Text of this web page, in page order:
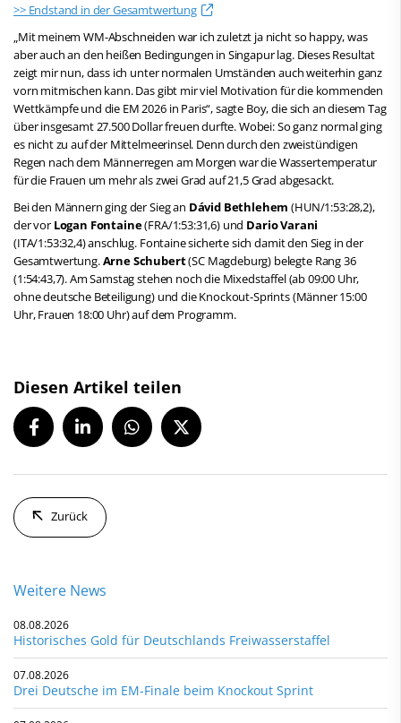
>> Endstand in der Gesamtwertung
„Mit meinem WM-Abschneiden war ich zuletzt ja nicht so happy, was
aber auch an den heißen Bedingungen in Singapur lag. Dieses Resultat
zeigt mir nun, dass ich unter normalen Umständen auch weiterhin ganz
vorn mitmischen kann. Das gibt mir viel Motivation für die kommenden
Wettkämpfe und die EM 2026 in Paris“, sagte Boy, die sich an diesem Tag
über insgesamt 27.500 Dollar freuen durfte. Wobei: So ganz normal ging
es nicht zu auf der Mittelmeerinsel. Denn durch den zweistündigen
Regen nach dem Männerregen am Morgen war die Wassertemperatur
für die Frauen um mehr als zwei Grad auf 21,5 Grad abgesackt.
Bei den Männern ging der Sieg an Dávid Bethlehem (HUN/1:53:28,2),
der vor Logan Fontaine(FRA/1:53:31,6) und Dario Varani
(ITA/1:53:32,4) anschlug. Fontaine sicherte sich damit den Sieg in der
Gesamtwertung.Arne Schubert(SC Magdeburg) belegte Rang 36
(1:54:43,7). Am Samstag stehen noch die Mixedstaffel (ab 09:00 Uhr,
ohne deutsche Beteiligung) und die Knockout-Sprints (Männer 15:00
Uhr, Frauen 18:00 Uhr) auf dem Programm.
Diesen Artikel teilen
Zurück
Weitere News
08.08.2026
Historisches Gold für Deutschlands Freiwasserstaffel
07.08.2026
Drei Deutsche im EM-Finale beim Knockout Sprint